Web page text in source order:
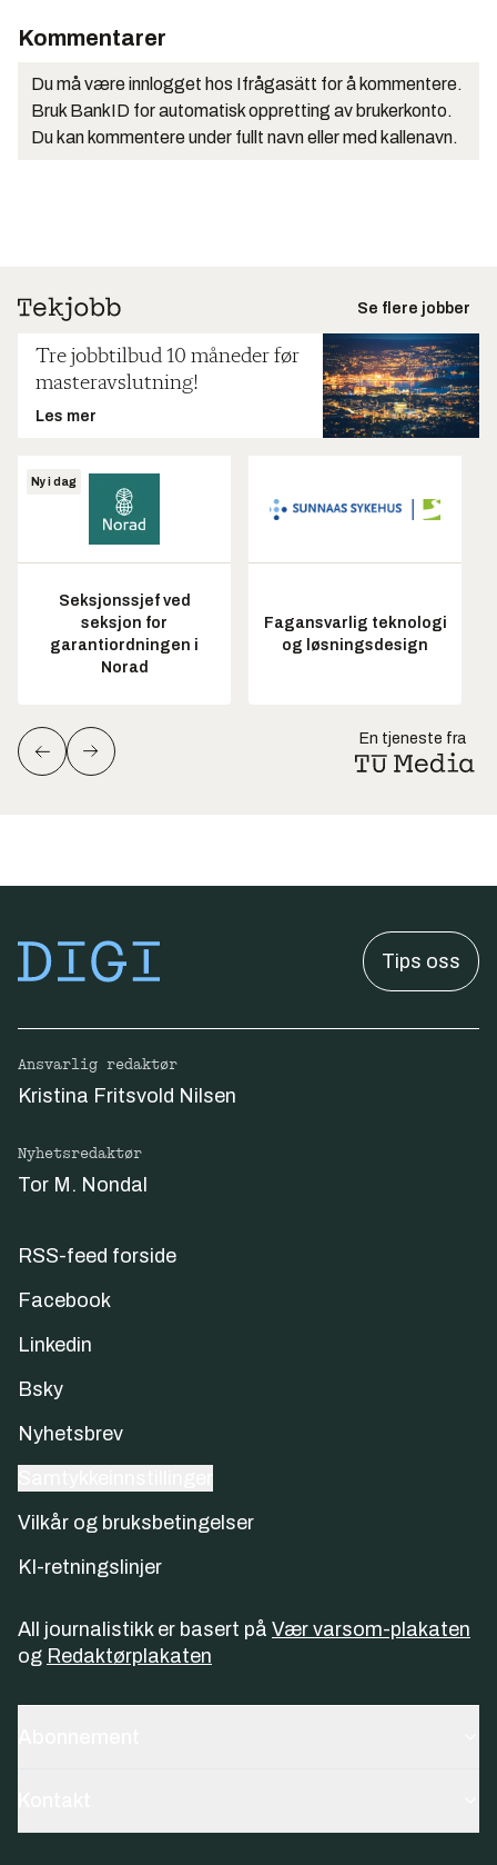
Kommentarer
Du må være innlogget hos Ifrågasätt for å kommentere.
Bruk BankID for automatisk oppretting av brukerkonto.
Du kan kommentere under fullt navn eller med kallenavn.
Se flere jobber
Tre jobbtilbud 10 måneder før
masteravslutning!
Les mer
Ny i dag
Seksjonssjef ved
seksjon for
garantiordningen i
Norad
Fagansvarlig teknologi
og løsningsdesign
En tjeneste fra
Tips oss
Ansvarlig redaktør
Kristina Fritsvold Nilsen
Nyhetsredaktør
Tor M. Nondal
RSS-feed forside
Facebook
Linkedin
Bsky
Nyhetsbrev
Vilkår og bruksbetingelser
KI-retningslinjer
All journalistikk er basert på Vær varsom-plakaten
og Redaktørplakaten